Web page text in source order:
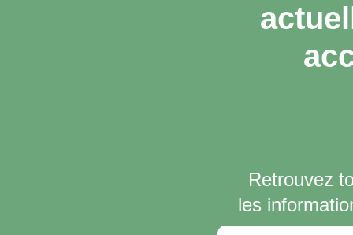
Retrouvez
les